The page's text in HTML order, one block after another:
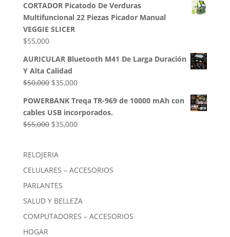
original
era:
$85,000.
actual
es:
CORTADOR Picatodo De Verduras
Multifuncional 22 Piezas Picador Manual
VEGGIE SLICER
$55,000
AURICULAR Bluetooth M41 De Larga Duración
Y Alta Calidad
$50,000 El
original
era:
$50,000.
$35,000El
actual
es:
$35,000.
POWERBANK Treqa TR-969 de 10000 mAh con
cables USB incorporados.
$55,000 El
era:
$55,000.
$35,000El
$35,000.
RELOJERIA
CELULARES – ACCESORIOS
PARLANTES
SALUD Y BELLEZA
COMPUTADORES – ACCESORIOS
HOGAR